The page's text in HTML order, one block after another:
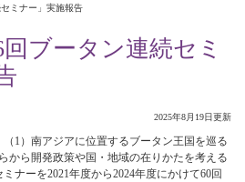
セミナー」実施報告
回ブータン連続セミ
2025年8月19日更新
1）南アジアに位置するブータン王国を巡る
から開発政策や国・地域の在りかたを考える
ナーを2021年度から2024年度にかけて60回